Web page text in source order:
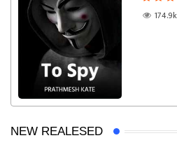
174.9k
NEW REALESED